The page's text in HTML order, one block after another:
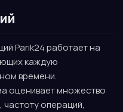
Parik24 работает на
каждую
времени.
оценивает множество
операций,